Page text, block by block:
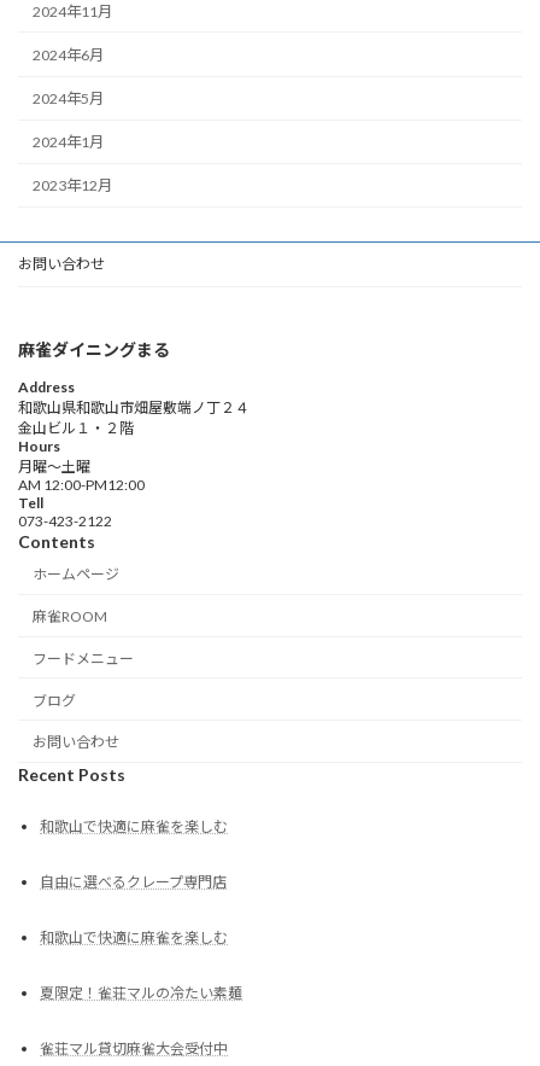
2024年11月
2024年6月
2024年5月
2024年1月
2023年12月
お問い合わせ
麻雀ダイニングまる
Address
和歌山県和歌山市畑屋敷端ノ丁２４
金山ビル１・２階
Hours
月曜〜土曜
AM 12:00-PM12:00
Tell
073-423-2122
Contents
ホームページ
麻雀ROOM
フードメニュー
ブログ
お問い合わせ
Recent Posts
和歌山で快適に麻雀を楽しむ
自由に選べるクレープ専門店
和歌山で快適に麻雀を楽しむ
夏限定！雀荘マルの冷たい素麺
雀荘マル貸切麻雀大会受付中